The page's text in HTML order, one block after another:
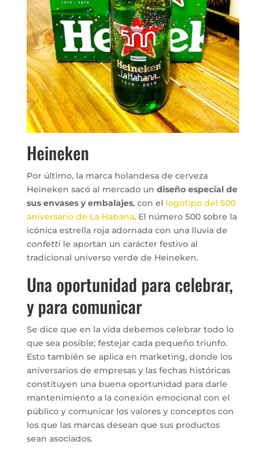
Heineken
Por último, la marca holandesa de cerveza
Heineken sacó al mercado un diseño especial de
sus envases y embalajes, con el logotipo del 500
aniversario de La Habana. El número 500 sobre la
icónica estrella roja adornada con una lluvia de
confettile aportan un carácter festivo al
tradicional universo verde de Heineken.
Una oportunidad para celebrar,
y para comunicar
Se dice que en la vida debemos celebrar todo lo
que sea posible; festejar cada pequeño triunfo.
Esto también se aplica en marketing, donde los
aniversarios de empresas y las fechas históricas
constituyen una buena oportunidad para darle
mantenimiento a la conexión emocional con el
público y comunicar los valores y conceptos con
los que las marcas desean que sus productos
sean asociados.